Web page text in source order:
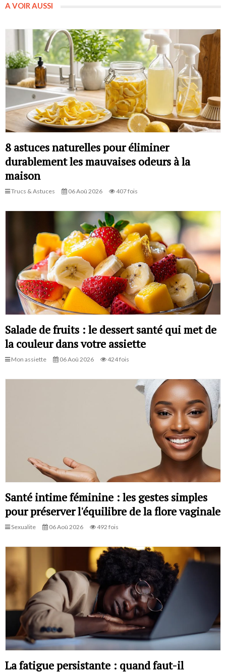
A VOIR AUSSI
8 astuces naturelles pour éliminer
durablement les mauvaises odeurs à la
maison
Trucs & Astuces 06 Aoû 2026 407 fois
Salade de fruits : le dessert santé qui met de
la couleur dans votre assiette
Mon assiette 06 Aoû 2026 424 fois
Santé intime féminine : les gestes simples
pour préserver l'équilibre de la flore vaginale
Sexualite 06 Aoû 2026 492 fois
La fatigue persistante : quand faut-il